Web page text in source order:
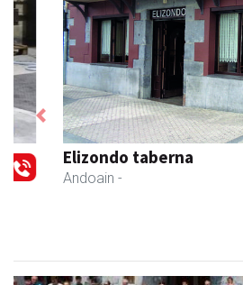
Elizondo taberna
Andoain -
Previous